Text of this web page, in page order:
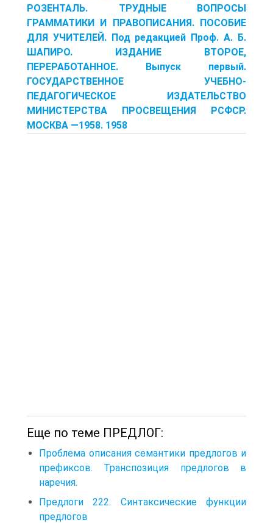
РОЗЕНТАЛЬ. ТРУДНЫЕ ВОПРОСЫ
ГРАММАТИКИ И ПРАВОПИСАНИЯ. ПОСОБИЕ
ДЛЯ УЧИТЕЛЕЙ. Под редакцией Проф. А. Б.
ШАПИРО. ИЗДАНИЕ ВТОРОЕ,
ПЕРЕРАБОТАННОЕ. Выпуск первый.
ГОСУДАРСТВЕННОЕ УЧЕБНО-
ПЕДАГОГИЧЕСКОЕ ИЗДАТЕЛЬСТВО
МИНИСТЕРСТВА ПРОСВЕЩЕНИЯ РСФСР.
МОСКВА —1958. 1958
Еще по теме ПРЕДЛОГ:
Проблема описания семантики предлогов и
префиксов. Транспозиция предлогов в
наречия.
Предлоги 222. Синтаксические функции
предлогов